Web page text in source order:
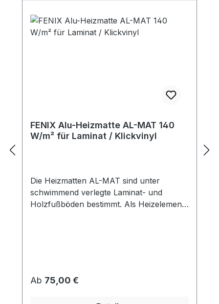
FENIX Alu-Heizmatte AL-MAT 140
W/m² für Laminat / Klickvinyl
Die Heizmatten AL-MAT sind unter
schwimmend verlegte Laminat- und
Holzfußböden bestimmt. Als Heizelement
Matte mit einem Anschlussleiter (sog.
Regulärer Preis:
Ab 75,00 €